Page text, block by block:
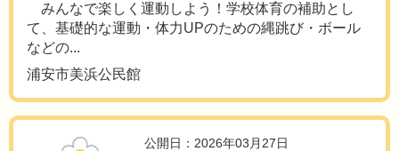
みんなで楽しく運動しよう！学校体育の補助とし
て、基礎的な運動・体力UPのための縄跳び・ボール
などの...
浦安市美浜公民館
公開日：2026年03月27日